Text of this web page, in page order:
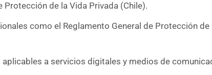
Protección de la Vida Privada (Chile).
como el Reglamento General de Protección
a servicios digitales y medios de